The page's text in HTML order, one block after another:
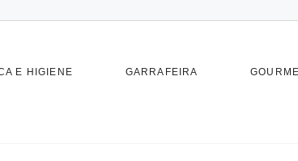
E HIGIENE GARRAFEIRA